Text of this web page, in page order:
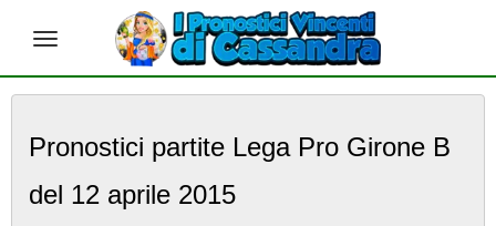
Pronostici partite Lega Pro Girone B
del 12 aprile 2015